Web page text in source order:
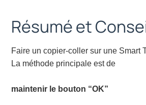
Résumé et
Faire un copier-coller sur une Smart
La méthode principale est de
maintenir le bouton “OK”